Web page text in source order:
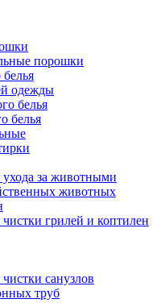
порошки
одежды
белья
белья
ухода за животными
животных
чистки грилей и коптилен
санузлов
труб